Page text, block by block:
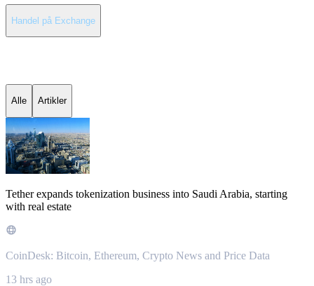
Handel på Exchange
Alle Artikler
Tether expands tokenization business into Saudi Arabia, starting
with real estate
CoinDesk: Bitcoin, Ethereum, Crypto News and Price Data
13 hrs ago